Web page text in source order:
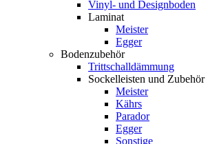
Vinyl- und Designboden
Laminat
Meister
Egger
Bodenzubehör
Trittschalldämmung
Sockelleisten und Zubehör
Meister
Kährs
Parador
Egger
Sonstige